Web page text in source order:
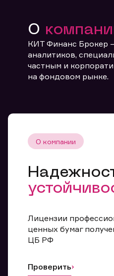
О
КИТ Финанс Брокер
аналитиков,
частным и
на фондовом рынке.
О компании
Лицензии
ценных бумаг
ЦБ РФ
Проверить